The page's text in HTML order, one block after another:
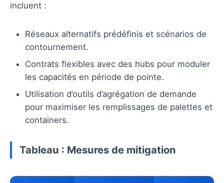
incluent :
Réseaux alternatifs prédéfinis et scénarios de
contournement.
Contrats flexibles avec des hubs pour moduler
les capacités en période de pointe.
Utilisation d’outils d’agrégation de demande
pour maximiser les remplissages de palettes et
containers.
Tableau : Mesures de mitigation